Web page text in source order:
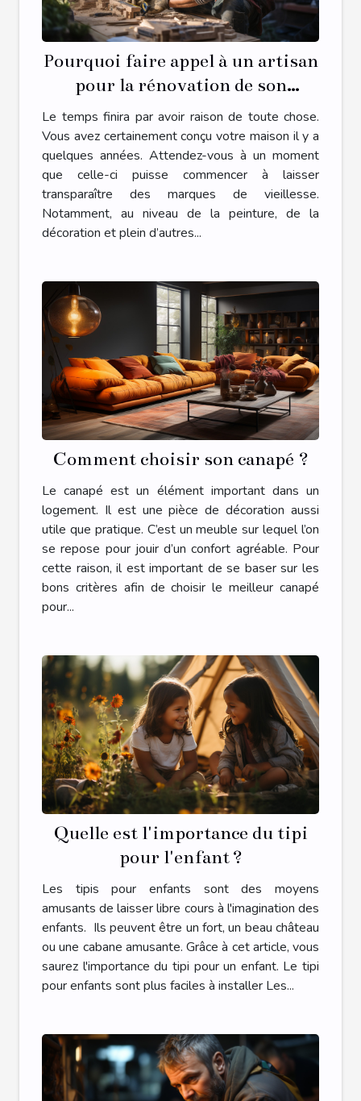
Pourquoi faire appel à un artisan
pour la rénovation de son
habitat ?
Le temps finira par avoir raison de toute chose.
Vous avez certainement conçu votre maison il y a
quelques années. Attendez-vous à un moment
que celle-ci puisse commencer à laisser
transparaître des marques de vieillesse.
Notamment, au niveau de la peinture, de la
décoration et plein d’autres...
Comment choisir son canapé ?
Le canapé est un élément important dans un
logement. Il est une pièce de décoration aussi
utile que pratique. C’est un meuble sur lequel l’on
se repose pour jouir d’un confort agréable. Pour
cette raison, il est important de se baser sur les
bons critères afin de choisir le meilleur canapé
pour...
Quelle est l'importance du tipi
pour l'enfant ?
Les tipis pour enfants sont des moyens
amusants de laisser libre cours à l'imagination des
enfants. Ils peuvent être un fort, un beau château
ou une cabane amusante. Grâce à cet article, vous
saurez l'importance du tipi pour un enfant. Le tipi
pour enfants sont plus faciles à installer Les...